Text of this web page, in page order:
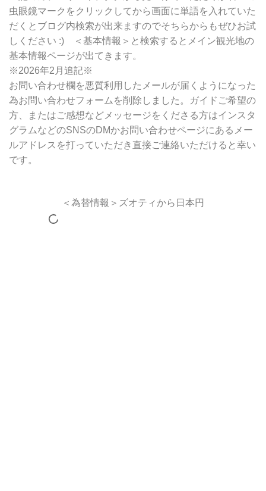
虫眼鏡マークをクリックしてから画面に単語を入れていた
だくとブログ内検索が出来ますのでそちらからもぜひお試
しください :) ＜基本情報＞と検索するとメイン観光地の
基本情報ページが出てきます。
※2026年2月追記※
お問い合わせ欄を悪質利用したメールが届くようになった
為お問い合わせフォームを削除しました。ガイドご希望の
方、またはご感想などメッセージをくださる方はインスタ
グラムなどのSNSのDMかお問い合わせページにあるメー
ルアドレスを打っていただき直接ご連絡いただけると幸い
です。
＜為替情報＞ズオティから日本円